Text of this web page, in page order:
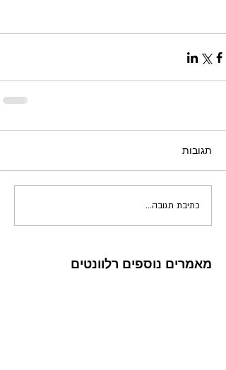
תגובות
כתיבת תגובה...
מאמרים נוספים רלוונטים